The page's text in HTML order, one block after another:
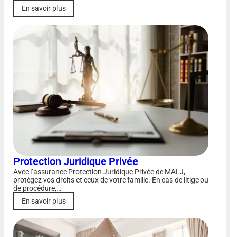
En savoir plus
Protection Juridique Privée
Avec l’assurance Protection Juridique Privée de MALJ,
protégez vos droits et ceux de votre famille. En cas de litige ou
de procédure,…
En savoir plus